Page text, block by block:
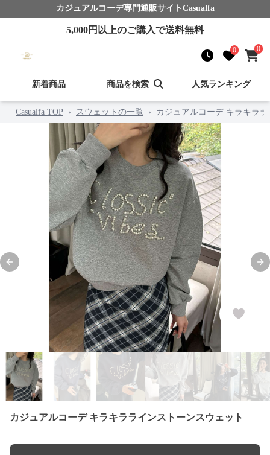
カジュアルコーデ専門通販サイト Casualfa
5,000円以上のご購入で送料無料
0 0
新着商品 商品を検索 人気ランキング
Casualfa TOP › スウェットの一覧 › カジュアルコーデ キラキラ
Previous slide
カジュアルコーデ キラキララインストーンスウェット